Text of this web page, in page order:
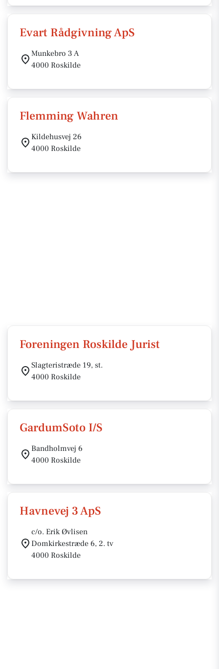
Evart Rådgivning ApS
Munkebro 3 A
4000 Roskilde
Flemming Wahren
Kildehusvej 26
4000 Roskilde
Foreningen Roskilde Jurist
Slagteristræde 19, st.
4000 Roskilde
GardumSoto I/S
Bandholmvej 6
4000 Roskilde
Havnevej 3 ApS
c/o. Erik Øvlisen
Domkirkestræde 6, 2. tv
4000 Roskilde